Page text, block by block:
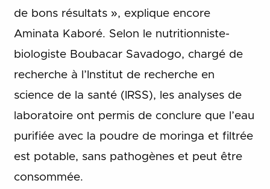
de bons résultats », explique encore
Aminata Kaboré. Selon le nutritionniste-
biologiste Boubacar Savadogo, chargé de
recherche à l’Institut de recherche en
science de la santé (IRSS), les analyses de
laboratoire ont permis de conclure que l’eau
purifiée avec la poudre de moringa et filtrée
est potable, sans pathogènes et peut être
consommée.